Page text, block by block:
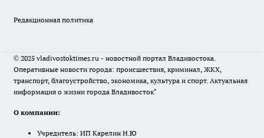
Редакционная политика
© 2025 vladivostoktimes.ru - новостной портал Владивостока.
Оперативные новости города: происшествия, криминал, ЖКХ,
транспорт, благоустройство, экономика, культура и спорт. Актуальная
информация о жизни города Владивосток"
О компании:
Учредитель: ИП Карелин Н.Ю